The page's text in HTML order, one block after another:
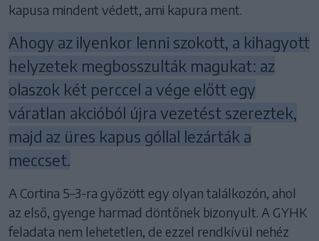
kapusa mindent védett, ami kapura ment.
Ahogy az ilyenkor lenni szokott, a kihagyott
helyzetek megbosszulták magukat: az
olaszok két perccel a vége előtt egy
váratlan akcióból újra vezetést szereztek,
majd az üres kapus góllal lezárták a
meccset.
A Cortina 5–3-ra győzött egy olyan találkozón, ahol
az első, gyenge harmad döntőnek bizonyult. A GYHK
feladata nem lehetetlen, de ezzel rendkívül nehéz